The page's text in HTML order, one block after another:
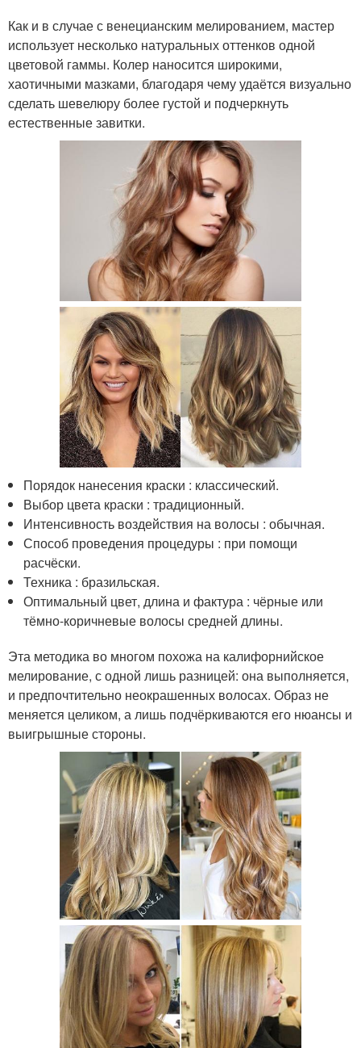
Как и в случае с венецианским мелированием, мастер
использует несколько натуральных оттенков одной
цветовой гаммы. Колер наносится широкими,
хаотичными мазками, благодаря чему удаётся визуально
сделать шевелюру более густой и подчеркнуть
естественные завитки.
Порядок нанесения краски : классический.
Выбор цвета краски : традиционный.
Интенсивность воздействия на волосы : обычная.
Способ проведения процедуры : при помощи
расчёски.
Техника : бразильская.
Оптимальный цвет, длина и фактура : чёрные или
тёмно-коричневые волосы средней длины.
Эта методика во многом похожа на калифорнийское
мелирование, с одной лишь разницей: она выполняется,
и предпочтительно неокрашенных волосах. Образ не
меняется целиком, а лишь подчёркиваются его нюансы и
выигрышные стороны.